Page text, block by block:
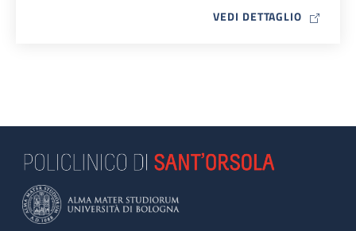
VEDI DETTAGLIO MAP ICON